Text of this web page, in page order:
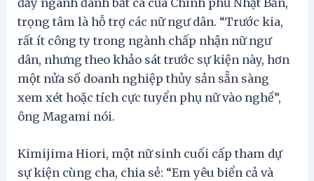
đẩy ngành đánh bắt cá của Chính phủ Nhật Bản,
trọng tâm là hỗ trợ các nữ ngư dân. “Trước kia,
rất ít công ty trong ngành chấp nhận nữ ngư
dân, nhưng theo khảo sát trước sự kiện này, hơn
một nửa số doanh nghiệp thủy sản sẵn sàng
xem xét hoặc tích cực tuyển phụ nữ vào nghề”,
ông Magami nói.
Kimijima Hiori, một nữ sinh cuối cấp tham dự
sự kiện cùng cha, chia sẻ: “Em yêu biển cả và